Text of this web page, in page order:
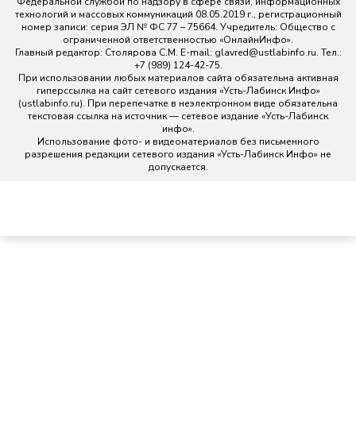
технологий и массовых коммуникаций 08.05.2019 г., регистрационный
номер записи: серия ЭЛ № ФС 77 – 75664. Учредитель: Общество с
ограниченной ответственностью «ОнлайнИнфо».
Главный редактор: Столярова С.М. E-mail: glavred@ustlabinfo.ru. Тел.:
+7 (989) 124-42-75.
При использовании любых материалов сайта обязательна активная
гиперссылка на сайт сетевого издания «Усть-Лабинск Инфо»
(ustlabinfo.ru). При перепечатке в неэлектронном виде обязательна
текстовая ссылка на источник — сетевое издание «Усть-Лабинск
инфо».
Использование фото- и видеоматериалов без письменного
разрешения редакции сетевого издания «Усть-Лабинск Инфо» не
допускается.